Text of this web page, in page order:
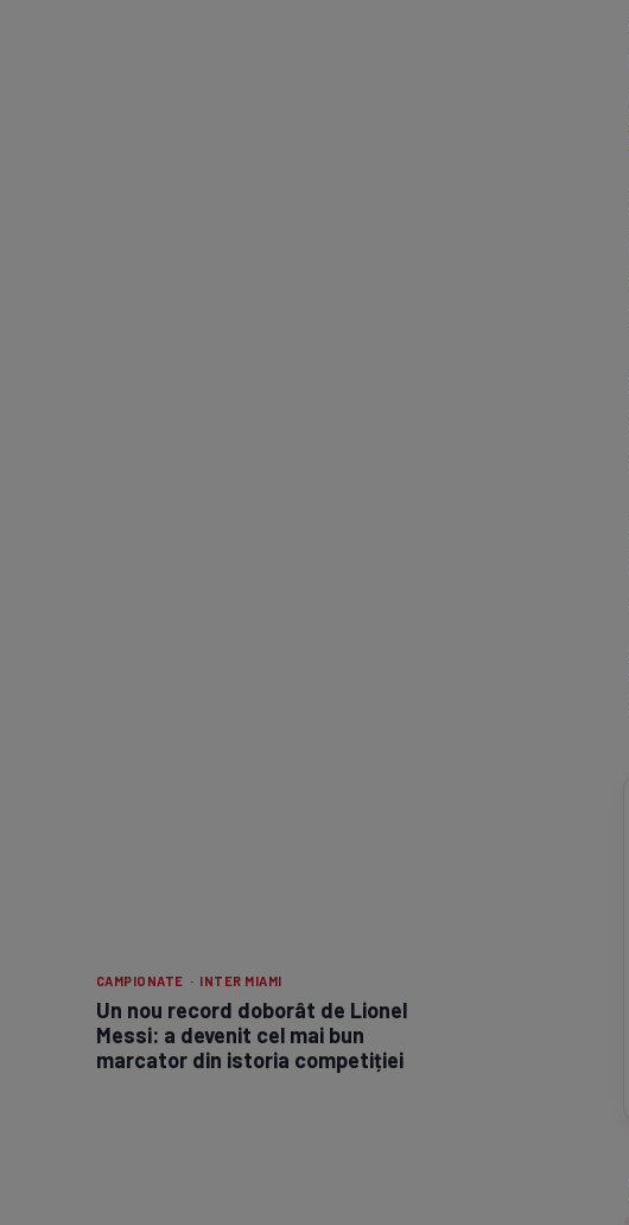
CAMPIONATE · INTER MIAMI
Un nou record doborât de Lionel
Messi: a devenit cel mai bun
marcator din istoria competiției